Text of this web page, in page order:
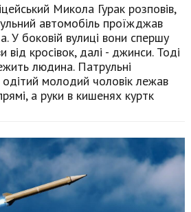
Микола Гурак розповів,
автомобіль проїжджав
У боковій вулиці вони спершу
від кросівок, далі - джинси. Тоді
людина. Патрульні
молодий чоловік лежав
а руки в кишенях куртк